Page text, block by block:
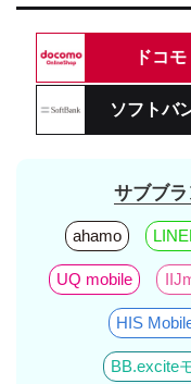
ドコモ
ソフトバ
サブブ
ahamo
UQ mobile
HIS
BB.excite